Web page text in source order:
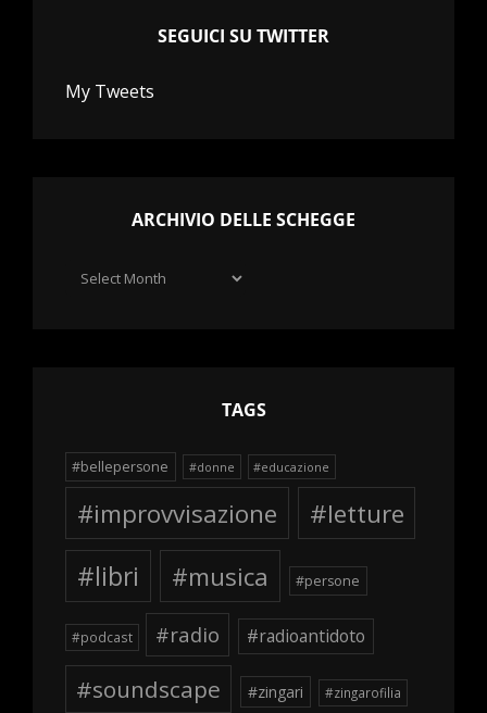
SEGUICI SU TWITTER
My Tweets
ARCHIVIO DELLE SCHEGGE
Archivio
TAGS
#bellepersone #donne #educazione
#improvvisazione
#letture
#libri
#musica #persone
#podcast #radio #radioantidoto
#soundscape #zingari #zingarofilia